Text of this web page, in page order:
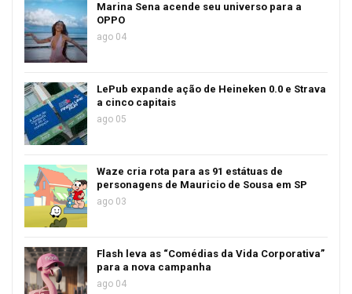
Marina Sena acende seu universo para a
OPPO
ago 04
LePub expande ação de Heineken 0.0 e Strava
a cinco capitais
ago 05
Waze cria rota para as 91 estátuas de
personagens de Mauricio de Sousa em SP
ago 03
Flash leva as “Comédias da Vida Corporativa”
para a nova campanha
ago 04